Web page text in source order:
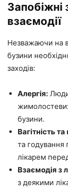
Запобіжні
взаємодії
Незважаючи на
бузини
заходів:
Алергія:
бузини.
Вагітність
та годування
лікарем
Взаємодія з
з деякими